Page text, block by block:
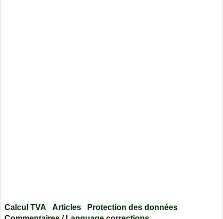
Calcul TVA Articles
Protection des données